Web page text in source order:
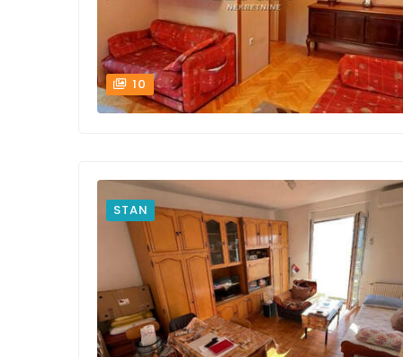
10
STAN